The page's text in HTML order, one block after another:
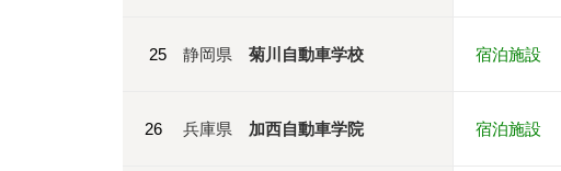
25 静岡県 菊川自動車学校 宿泊施設
26 兵庫県 加西自動車学院 宿泊施設